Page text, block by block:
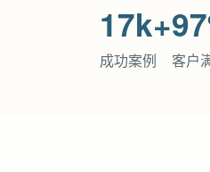
17k+
成功案例 客户